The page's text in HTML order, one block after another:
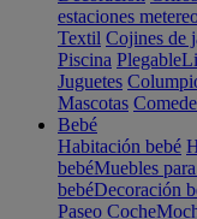
estaciones
Textil Cojines de
Piscina Plegable
Juguetes
Mascotas
Bebé
Habitación bebé
bebéMuebles
bebéDecoración
Paseo Coche